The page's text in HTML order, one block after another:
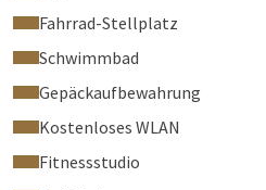
Fahrrad-Stellplatz
Schwimmbad
Gepäckaufbewahrung
Kostenloses WLAN
Fitnessstudio